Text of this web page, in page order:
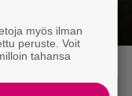
– makaa
myös ilman
peruste. Voit
tahansa